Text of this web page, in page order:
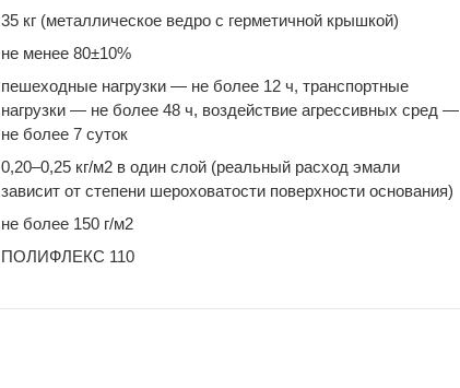
35 кг (металлическое ведро с герметичной крышкой)
не менее 80±10%
пешеходные нагрузки — не более 12 ч, транспортные
нагрузки — не более 48 ч, воздействие агрессивных сред —
не более 7 суток
0,20–0,25 кг/м2 в один слой (реальный расход эмали
зависит от степени шероховатости поверхности основания)
не более 150 г/м2
ПОЛИФЛЕКС 110